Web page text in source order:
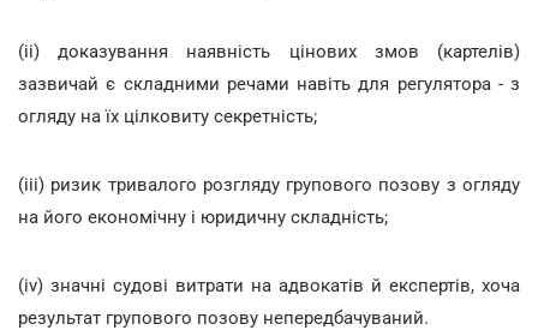
(ii) доказування наявність цінових змов (картелів)
зазвичай є складними речами навіть для регулятора - з
огляду на їх цілковиту секретність;
(iii) ризик тривалого розгляду групового позову з огляду
на його економічну і юридичну складність;
(iv) значні судові витрати на адвокатів й експертів, хоча
результат групового позову непередбачуваний.